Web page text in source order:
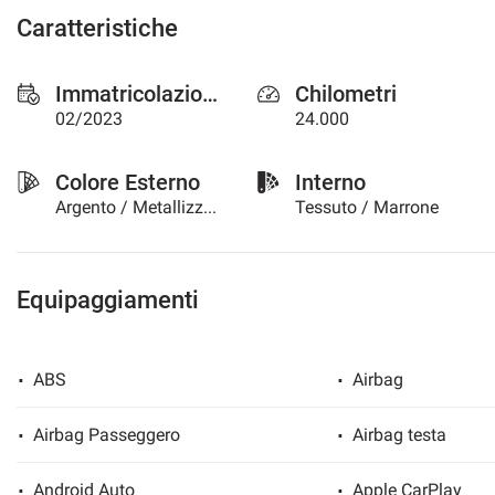
Caratteristiche
Immatricolazione
02/2023
Chilometri
24.000
Colore Esterno
Argento / Metallizzato
Interno
Tessuto / Marrone
Equipaggiamenti
ABS Airbag
Airbag Passeggero Airbag testa
Android Auto Apple CarPlay
questi
strumenti
tracciamento
si
rimanda
cookie
policy.
Puoi
modificare
le
in